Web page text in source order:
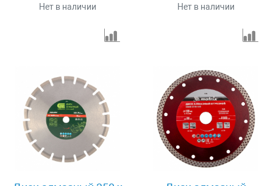
Нет в наличии Нет в наличии